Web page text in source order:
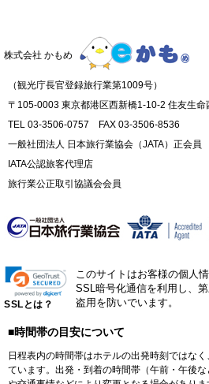
株式会社 かもめ
（観光庁長官登録旅行業第1009号）
〒105-0003 東京都港区西新橋1-10-2 住友生命
TEL 03-3506-0757 FAX 03-3506-8536
一般社団法人 日本旅行業協会（JATA）正会員
IATA公認旅客代理店
旅行業公正取引協議会会員
SSLとは？
このサイトはお客様の個人
SSL暗号化通信を利用し、
盗用を防いでいます。
■時間帯の目安について
日程表内の時間帯はホテルの出発時刻ではな
ています。出発・到着の時間帯（午前・午後